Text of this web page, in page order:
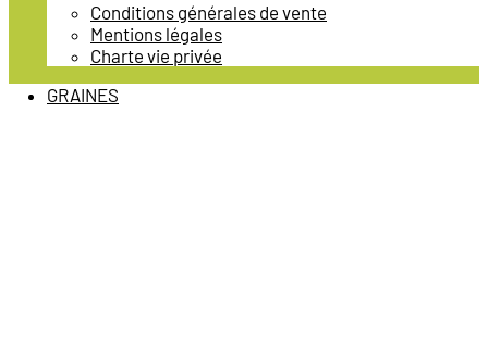
Conditions générales de vente
Mentions légales
Charte vie privée
GRAINES